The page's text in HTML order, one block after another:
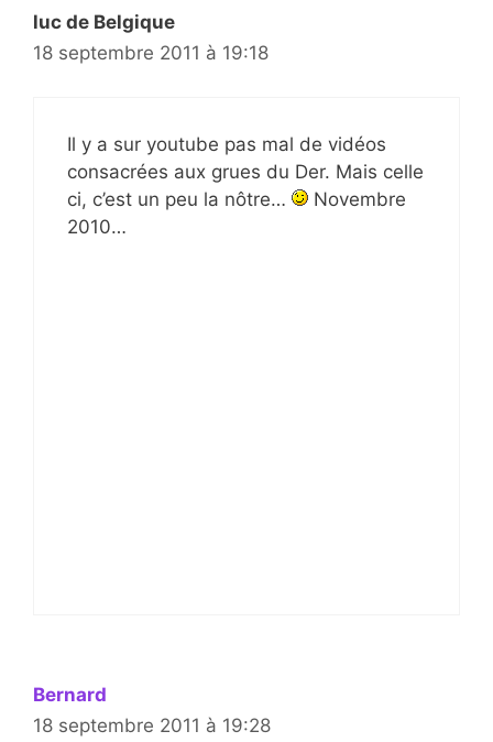
luc de Belgique
18 septembre 2011 à 19:18
Il y a sur youtube pas mal de vidéos
consacrées aux grues du Der. Mais celle
ci, c’est un peu la nôtre…
Novembre
2010…
Bernard
18 septembre 2011 à 19:28